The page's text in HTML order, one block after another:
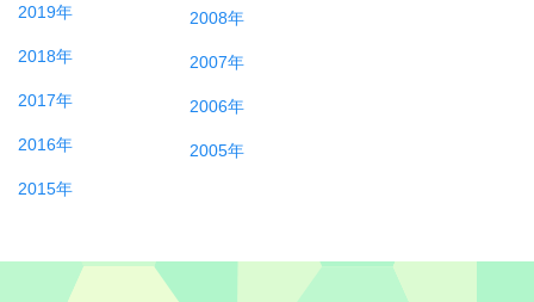
2019年
2018年
2017年
2016年
2015年
2008年
2007年
2006年
2005年